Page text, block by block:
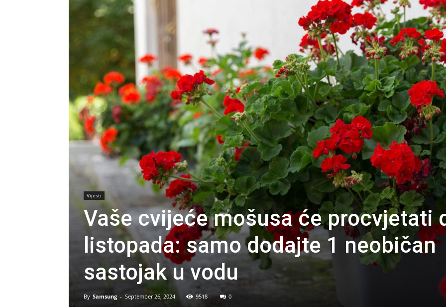
Vijesti
Vaše cvijeće mošusa će procvjetati
listopada: samo dodajte 1 neobičan
sastojak u vodu
By Samsung - September 26, 2024 9518 0